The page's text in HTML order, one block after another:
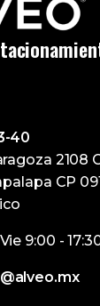
40
2108
CP
9:00 -